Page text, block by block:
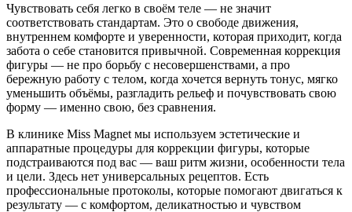
Чувствовать себя легко в своём теле — не значит
соответствовать стандартам. Это о свободе движения,
внутреннем комфорте и уверенности, которая приходит, когда
забота о себе становится привычной. Современная коррекция
фигуры — не про борьбу с несовершенствами, а про
бережную работу с телом, когда хочется вернуть тонус, мягко
уменьшить объёмы, разгладить рельеф и почувствовать свою
форму — именно свою, без сравнения.
В клинике Miss Magnet мы используем эстетические и
аппаратные процедуры для коррекции фигуры, которые
подстраиваются под вас — ваш ритм жизни, особенности тела
и цели. Здесь нет универсальных рецептов. Есть
профессиональные протоколы, которые помогают двигаться к
результату — с комфортом, деликатностью и чувством